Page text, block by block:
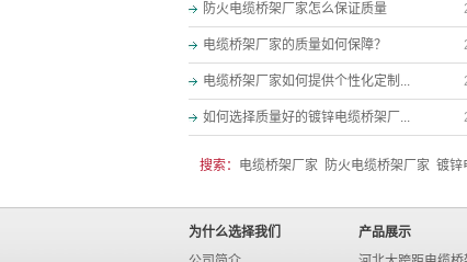
防火电缆桥架厂家怎么保证质量
电缆桥架厂家的质量如何保障？
电缆桥架厂家如何提供个性化定制...
如何选择质量好的镀锌电缆桥架厂...
搜索： 电缆桥架厂家 防火电缆桥架厂家 镀锌
为什么选择我们
产品展示